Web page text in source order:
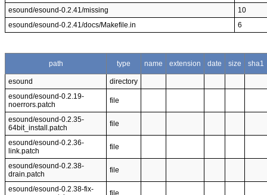
esound/esound-0.2.41/missing
10
esound/esound-0.2.41/docs/Makefile.in
6
path type name extension date size sha1
esound
directory
esound/esound-0.2.19-
noerrors.patch
file
esound/esound-0.2.35-
64bit_install.patch
file
esound/esound-0.2.36-
link.patch
file
esound/esound-0.2.38-
drain.patch
file
esound/esound-0.2.38-fix-
file